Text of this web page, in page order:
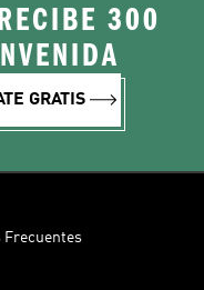
300
GRATIS
Frecuentes